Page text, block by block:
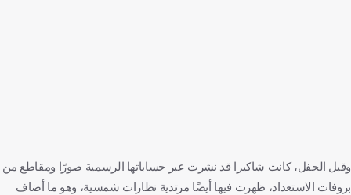
وقبل الحفل، كانت شاكيرا قد نشرت عبر حساباتها الرسمية صورًا ومقاطع من
بروفات الاستعداد، ظهرت فيها أيضًا مرتدية نظارات شمسية، وهو ما أضاف